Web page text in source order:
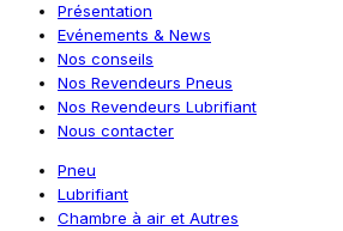
Présentation
Evénements & News
Nos conseils
Nos Revendeurs Pneus
Nos Revendeurs Lubrifiant
Nous contacter
Pneu
Lubrifiant
Chambre à air et Autres